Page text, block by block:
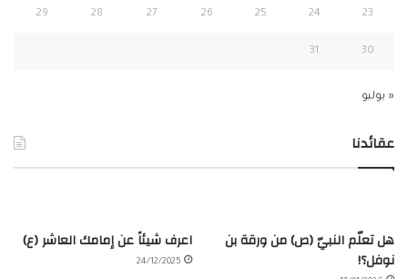
23
24
25
26
27
28
29
30
31
« يوليو
عقائدنا
هل تعلّم النبيّ (ص) من ورقة بن
نوفل؟!
اعرف شيئاً عن إمامك العاشر (ع)
24/12/2025